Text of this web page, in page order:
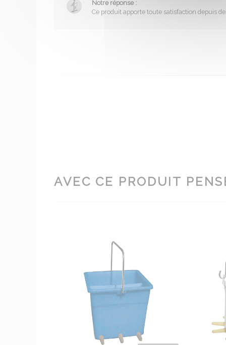
Notre réponse :
Ce produit apporte toute satisfaction depuis
AVEC CE PRODUIT